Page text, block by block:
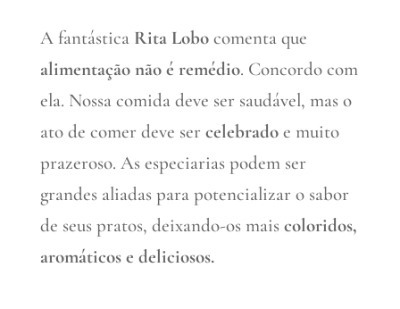
A fantástica Rita Lobocomenta que
alimentação não é remédio. Concordo com
ela. Nossa comida deve ser saudável, mas o
ato de comer deve ser celebrado e muito
prazeroso. As especiarias podem ser
grandes aliadas para potencializar o sabor
de seus pratos, deixando-os mais coloridos,
aromáticos e deliciosos.